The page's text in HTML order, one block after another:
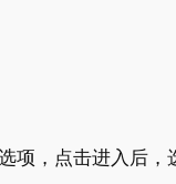
项，点击进入后，